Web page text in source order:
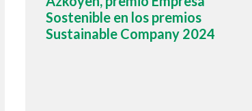
Sostenible en los premios
Sustainable Company 2024